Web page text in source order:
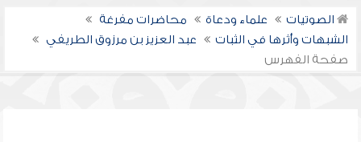
الصوتيات علماء ودعاة
محاضرات مفرغة
الشبهات وأثرها في الثبات
عبد العزيز بن مرزوق الطريفي
صفحة الفهرس